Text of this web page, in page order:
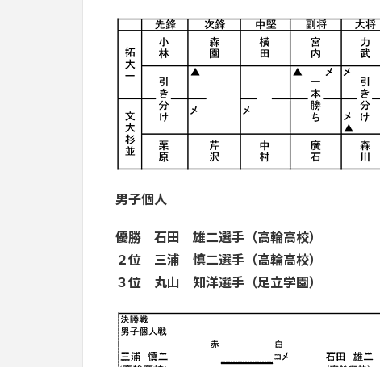
男子個人
優勝 石田 雄二選手（高輪高校）
２位 三浦 慎二選手（高輪高校）
３位 丸山 知洋選手（足立学園）